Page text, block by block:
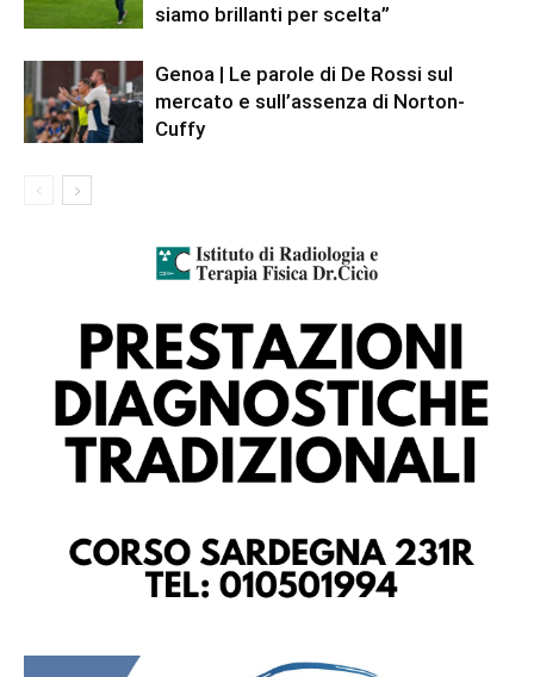
siamo brillanti per scelta”
Genoa | Le parole di De Rossi sul
mercato e sull’assenza di Norton-
Cuffy